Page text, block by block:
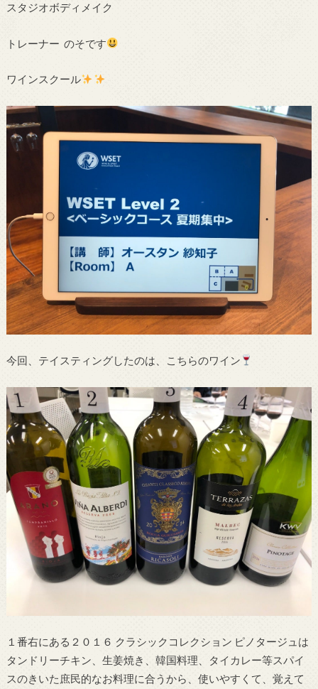
スタジオボディメイク
トレーナー のそです
ワインスクール
今回、テイスティングしたのは、こちらのワイン
１番右にある２０１６ クラシックコレクション ピノタージュは
タンドリーチキン、生姜焼き、韓国料理、タイカレー等スパイ
スのきいた庶民的なお料理に合うから、使いやすくて、覚えて